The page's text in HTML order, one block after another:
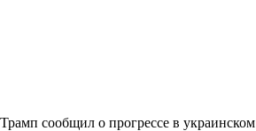
Трамп сообщил о прогрессе в украинском